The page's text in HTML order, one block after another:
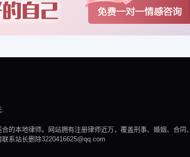
的本地律师。网站拥有注册律师近万，覆盖刑事、婚姻、合同、
系站长删除3220416625@qq.com